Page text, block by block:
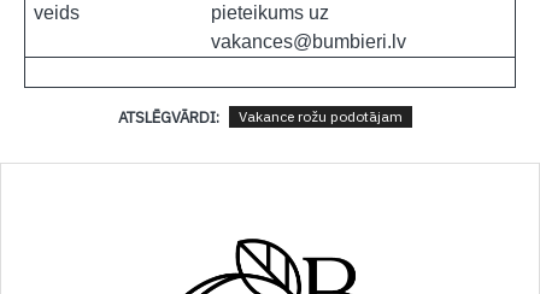
veids
pieteikums uz
vakances@bumbieri.lv
ATSLĒGVĀRDI: Vakance rožu podotājam